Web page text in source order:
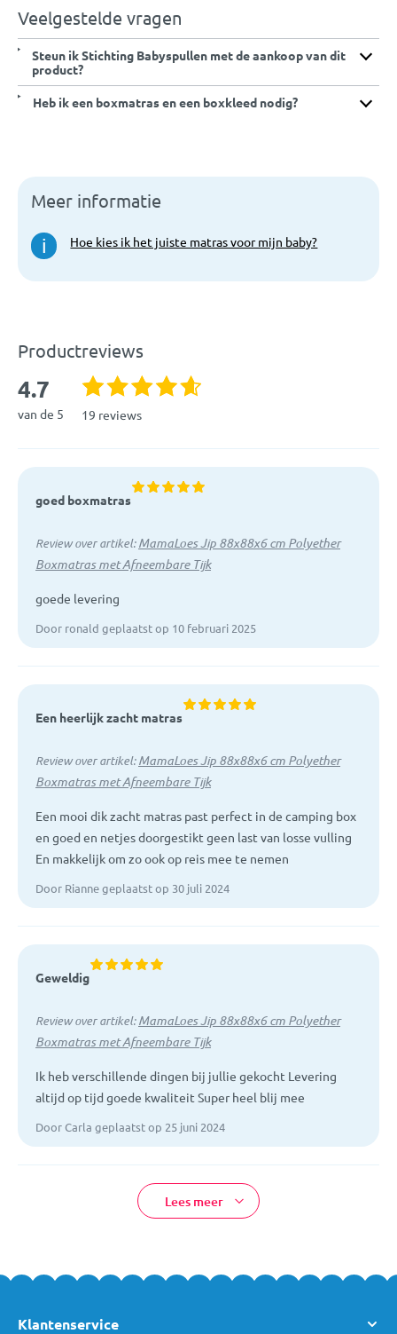
Bij aankoop van een product uit de MamaLoes collectie doneert
MamaLoes aan Stichting Babyspullen. Lees meer over
hetambassadeurschap.
Afmetingen:
Materiaal:
Vulling: polyetherschuim
Artikelcode: KMML241-88/88/6
Veelgestelde vragen
Steun ik Stichting Babyspullen met de aankoop van dit
product?
Heb ik een boxmatras en een boxkleed nodig?
Meer informatie
i Hoe kies ik het juiste matras voor mijn baby?
Productreviews
4.7
van de 5 19 reviews
goed boxmatras
Review over artikel:MamaLoes Jip 88x88x6 cm Polyether
Boxmatras met Afneembare Tijk
goede levering
Door ronald geplaatst op 10 februari 2025
Een heerlijk zacht matras
Review over artikel:MamaLoes Jip 88x88x6 cm Polyether
Boxmatras met Afneembare Tijk
Een mooi dik zacht matras past perfect in de camping box
en goed en netjes doorgestikt geen last van losse vulling
En makkelijk om zo ook op reis mee te nemen
Door Rianne geplaatst op 30 juli 2024
Geweldig
Review over artikel:MamaLoes Jip 88x88x6 cm Polyether
Boxmatras met Afneembare Tijk
Ik heb verschillende dingen bij jullie gekocht Levering
altijd op tijd goede kwaliteit Super heel blij mee
Door Carla geplaatst op 25 juni 2024
Lees meer
Klantenservice